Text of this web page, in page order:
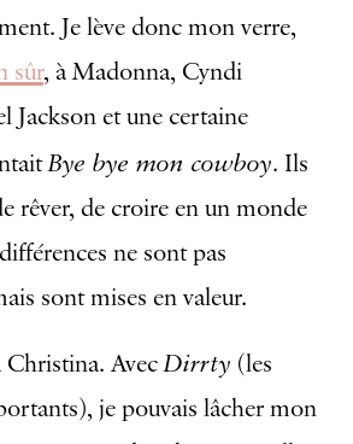
Je lève donc mon verre,
sûr, à Madonna, Cyndi
Jackson et une certaine
Bye bye mon cowboy. Ils
rêver, de croire en un monde
ne sont pas
sont mises en valeur.
Christina. AvecDirrty (les
je pouvais lâcher mon